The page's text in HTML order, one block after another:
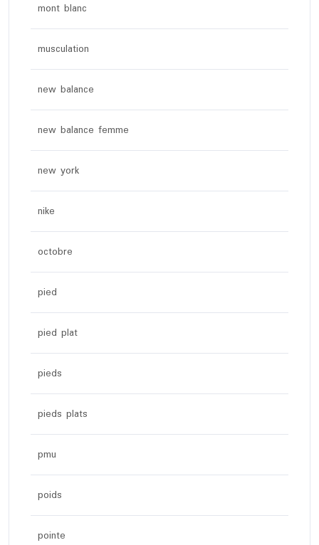
mont blanc
musculation
new balance
new balance femme
new york
nike
octobre
pied
pied plat
pieds
pieds plats
pmu
poids
pointe